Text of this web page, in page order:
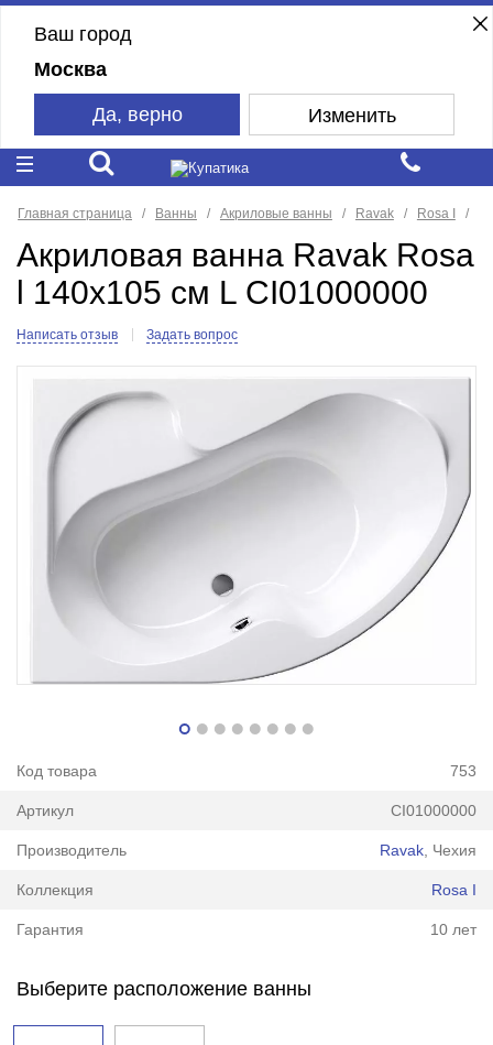
Ваш город
Москва
Да, верно Изменить
Главная страница Ванны Акриловые ванны Ravak Rosa I
Акриловая ванна Ravak Rosa
l 140x105 см L CI01000000
Написать отзыв Задать вопрос
Код товара 753
Артикул CI01000000
Производитель Ravak , Чехия
Коллекция Rosa I
Гарантия 10 лет
Выберите расположение ванны